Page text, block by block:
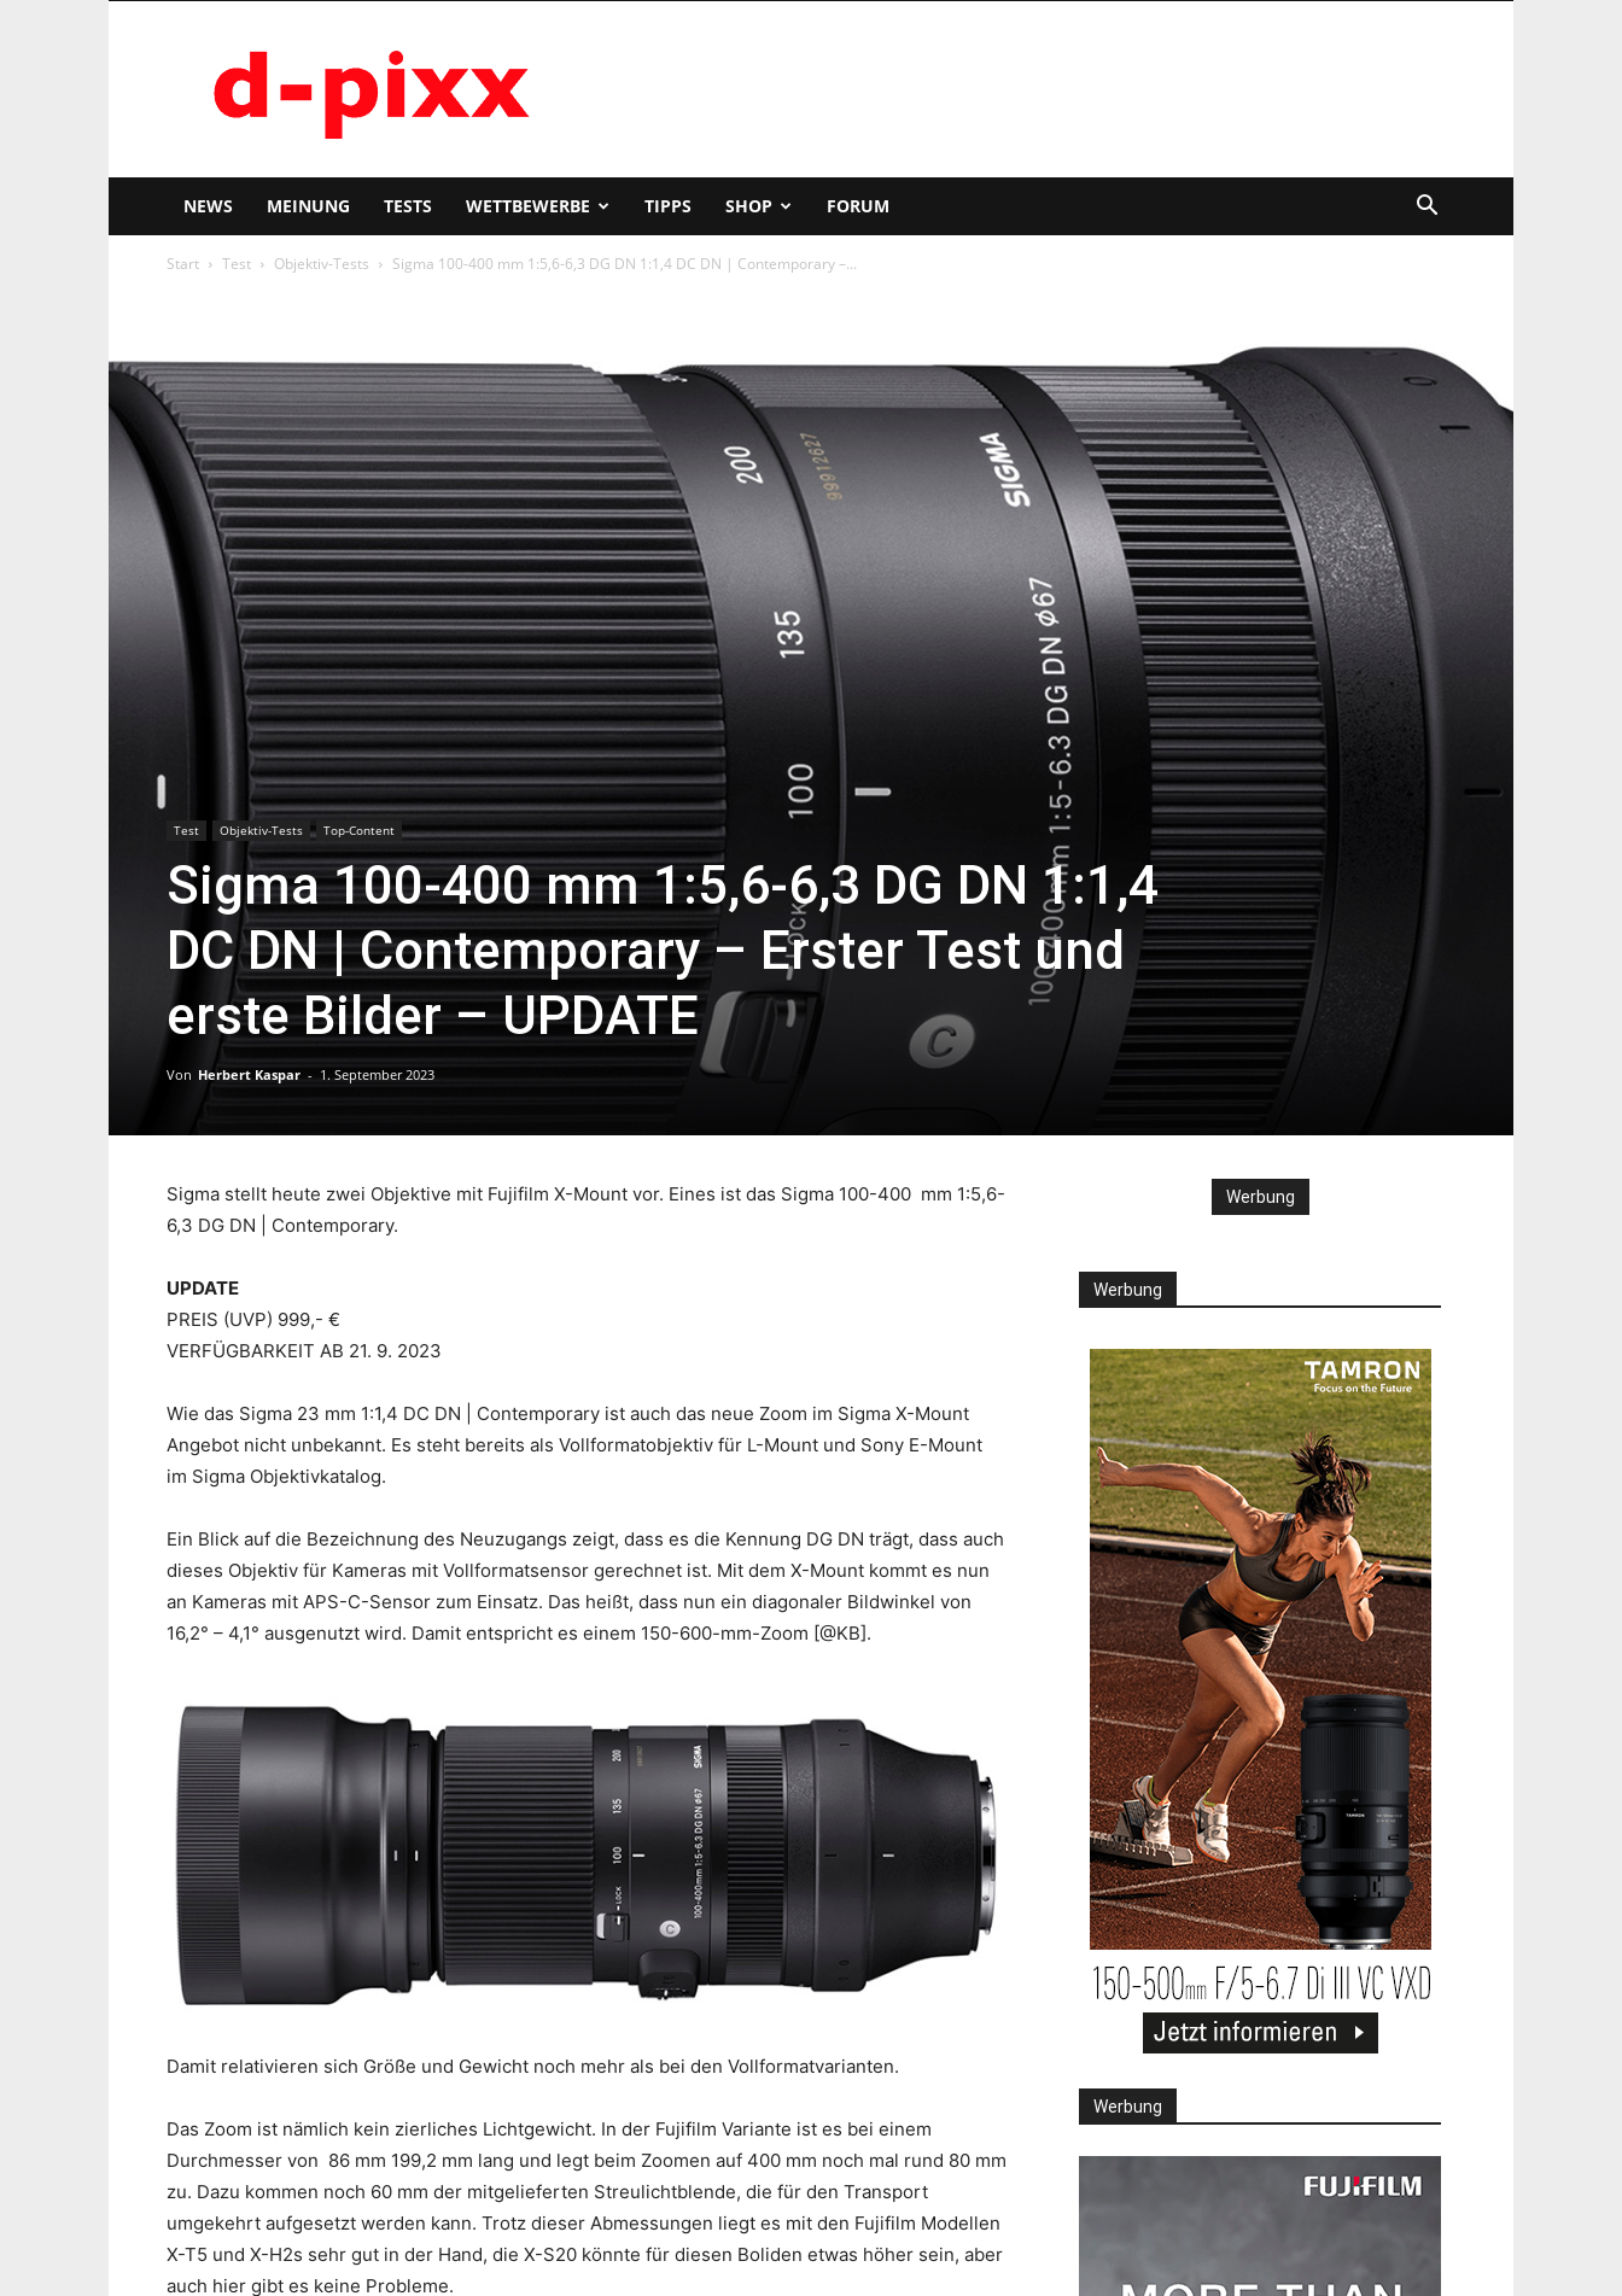
pixx
NEWS MEINUNG TESTS WETTBEWERBE TIPPS SHOP FORUM
Start Test Objektiv-Tests Sigma 100-400 mm 1:5,6-6,3 DG DN 1:1,4 DC DN | Contemporary –...
Test Objektiv-Tests Top-Content
Sigma 100-400 mm 1:5,6-6,3 DG DN 1:1,4
DC DN | Contemporary – Erster Test und
erste Bilder – UPDATE
Von Herbert Kaspar - 1. September 2023
Sigma stellt heute zwei Objektive mit Fujifilm X-Mount vor. Eines ist das Sigma 100-400 mm 1:5,6-
6,3 DG DN | Contemporary.
UPDATE
PREIS (UVP) 999,- €
VERFÜGBARKEIT AB 21. 9. 2023
Wie das Sigma 23 mm 1:1,4 DC DN | Contemporary ist auch das neue Zoom im Sigma X-Mount
Angebot nicht unbekannt. Es steht bereits als Vollformatobjektiv für L-Mount und Sony E-Mount
im Sigma Objektivkatalog.
Ein Blick auf die Bezeichnung des Neuzugangs zeigt, dass es die Kennung DG DN trägt, dass auch
dieses Objektiv für Kameras mit Vollformatsensor gerechnet ist. Mit dem X-Mount kommt es nun
an Kameras mit APS-C-Sensor zum Einsatz. Das heißt, dass nun ein diagonaler Bildwinkel von
16,2° – 4,1° ausgenutzt wird. Damit entspricht es einem 150-600-mm-Zoom [@KB].
Damit relativieren sich Größe und Gewicht noch mehr als bei den Vollformatvarianten.
Das Zoom ist nämlich kein zierliches Lichtgewicht. In der Fujifilm Variante ist es bei einem
Durchmesser von 86 mm 199,2 mm lang und legt beim Zoomen auf 400 mm noch mal rund 80 mm
zu. Dazu kommen noch 60 mm der mitgelieferten Streulichtblende, die für den Transport
umgekehrt aufgesetzt werden kann. Trotz dieser Abmessungen liegt es mit den Fujifilm Modellen
X-T5 und X-H2s sehr gut in der Hand, die X-S20 könnte für diesen Boliden etwas höher sein, aber
auch hier gibt es keine Probleme.
Werbung
Werbung
Werbung